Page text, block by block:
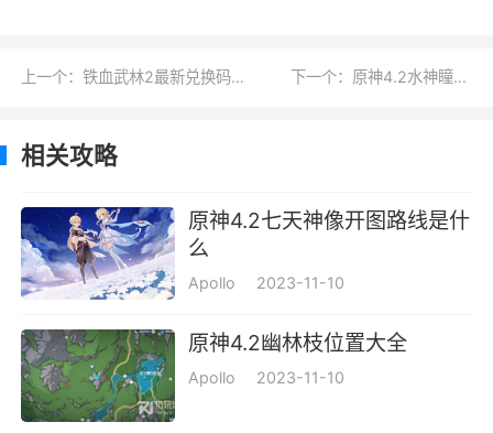
上一个：铁血武林2最新兑换码详情2023 下一个：原神4.2水神瞳位置汇总
相关攻略
原神4.2七天神像开图路线是什
么
Apollo 2023-11-10
原神4.2幽林枝位置大全
Apollo 2023-11-10